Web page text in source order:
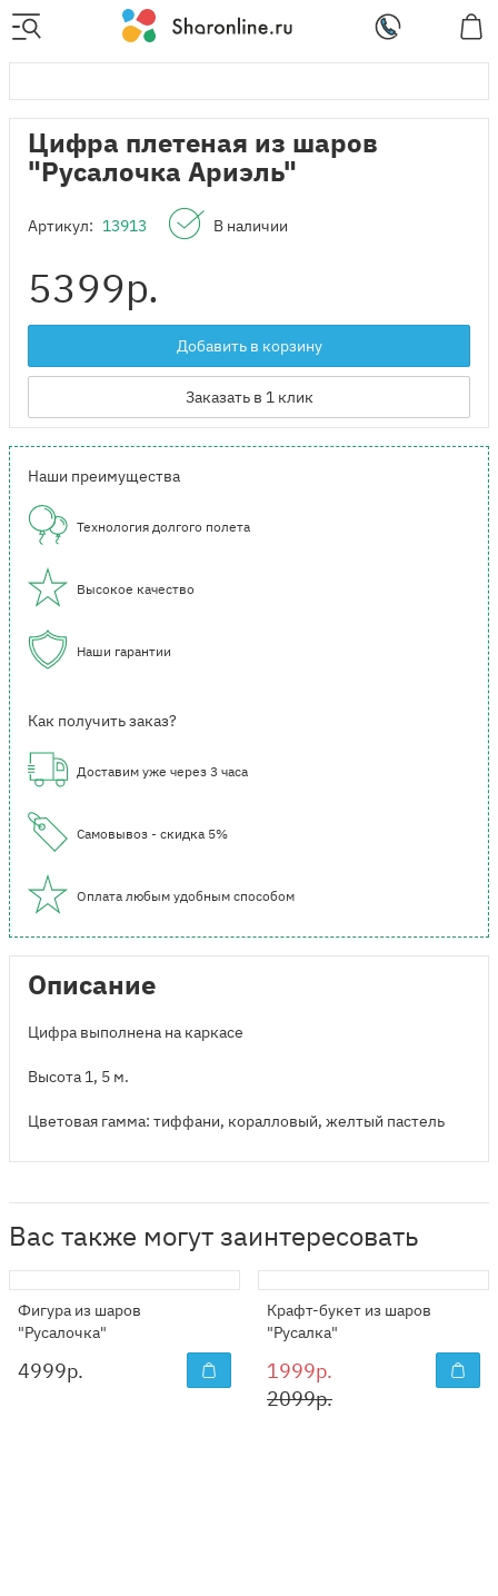
Цифра плетеная из шаров
"Русалочка Ариэль"
Артикул: 13913 В наличии
5399р.
Добавить в корзину
Заказать в 1 клик
Наши преимущества
Технология долгого полета
Высокое качество
Наши гарантии
Как получить заказ?
Доставим уже через 3 часа
Самовывоз - скидка 5%
Оплата любым удобным способом
Описание
Цифра выполнена на каркасе
Высота 1, 5 м.
Цветовая гамма: тиффани, коралловый, желтый пастель
Вас также могут заинтересовать
Фигура из шаров
"Русалочка"
4999р.
Крафт-букет из шаров
"Русалка"
1999р.
2099р.